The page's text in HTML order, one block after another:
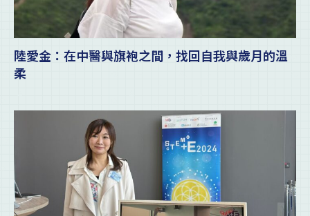
陸愛金：在中醫與旗袍之間，找回自我與歲月的溫
柔